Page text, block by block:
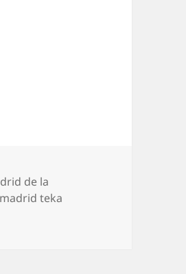
de la
teka